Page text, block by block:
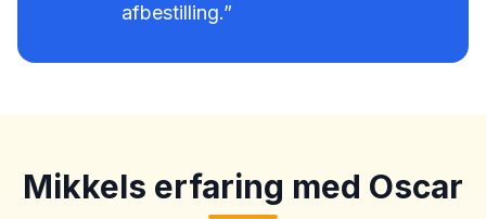
afbestilling.”
Mikkels erfaring med Oscar